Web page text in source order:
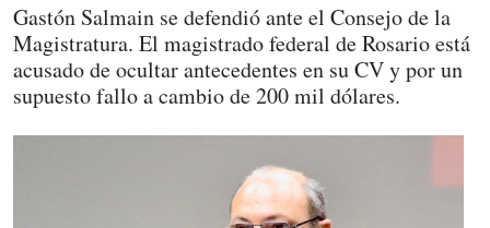
Gastón Salmain se defendió ante el Consejo de la
Magistratura. El magistrado federal de Rosario está
acusado de ocultar antecedentes en su CV y por un
supuesto fallo a cambio de 200 mil dólares.